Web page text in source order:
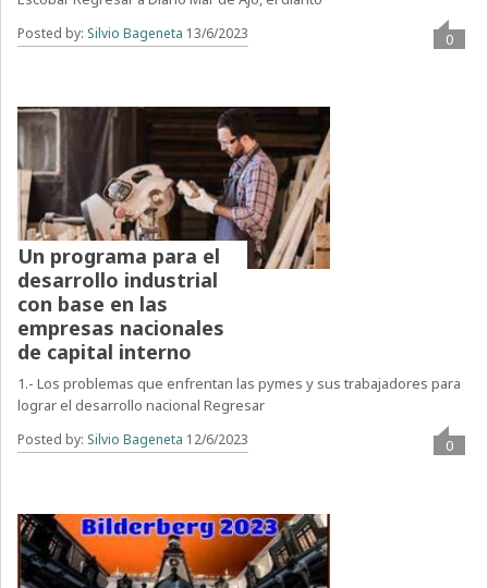
Posted by: Silvio Bageneta 13/6/2023 0
Un programa para el
desarrollo industrial
con base en las
empresas nacionales
de capital interno
1.- Los problemas que enfrentan las pymes y sus trabajadores para
lograr el desarrollo nacional Regresar
Posted by: Silvio Bageneta 12/6/2023 0